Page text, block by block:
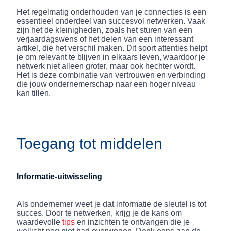
Het regelmatig onderhouden van je connecties is een
essentieel onderdeel van succesvol netwerken. Vaak
zijn het de kleinigheden, zoals het sturen van een
verjaardagswens of het delen van een interessant
artikel, die het verschil maken. Dit soort attenties helpt
je om relevant te blijven in elkaars leven, waardoor je
netwerk niet alleen groter, maar ook hechter wordt.
Het is deze combinatie van vertrouwen en verbinding
die jouw ondernemerschap naar een hoger niveau
kan tillen.
Toegang tot middelen
Informatie-uitwisseling
Als ondernemer weet je dat informatie de sleutel is tot
succes. Door te netwerken, krijg je de kans om
waardevolle tips en inzichten te ontvangen die je